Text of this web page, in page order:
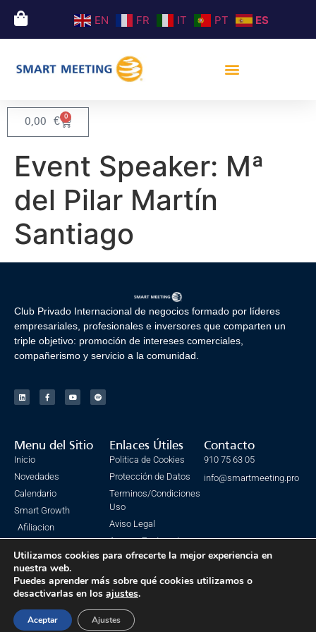
EN FR IT PT ES
0,00 € 0
Event Speaker: Mª
del Pilar Martín
Santiago
Club Privado Internacional de negocios formado por líderes
empresariales, profesionales e inversores que comparten un
triple objetivo: promoción de intereses comerciales,
compañerismo y servicio a la comunidad.
Menu del Sitio
Inicio
Novedades
Calendario
Smart Growth
Afiliacion
Enlaces Útiles
Politica de Cookies
Protección de Datos
Terminos/Condiciones
Uso
Aviso Legal
Acceso Facturacion
Contacto
910 75 63 05
info@smartmeeting.pro
© Todos los derechos reservados. SmartMeeting 2023
Made with ❤ by IsmaSEO
Utilizamos cookies para ofrecerte la mejor experiencia en
nuestra web.
Puedes aprender más sobre qué cookies utilizamos o
desactivarlas en los ajustes.
Aceptar Ajustes